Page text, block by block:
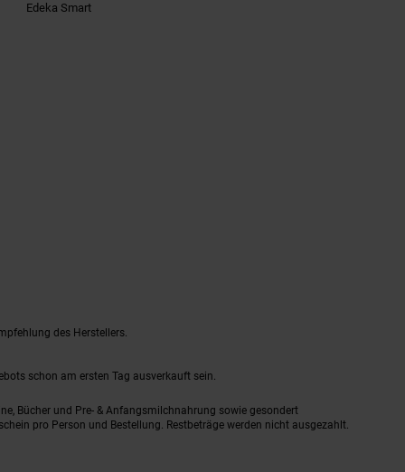
Edeka Smart
des Herstellers.
schon am ersten Tag ausverkauft sein.
Bücher und Pre- & Anfangsmilchnahrung sowie gesondert
pro Person und Bestellung. Restbeträge werden nicht ausgezahlt.